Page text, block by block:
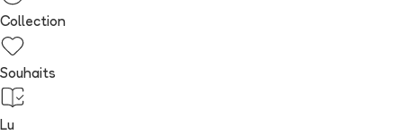
Collection
Souhaits
Lu